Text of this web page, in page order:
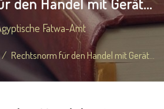
Fatwa-Amt
Rechtsnorm für den Handel mit Gerät...